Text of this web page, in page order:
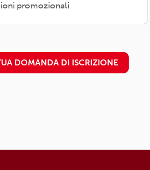
degli stessi, opposizione al
presso il proprio
promozionali
DOMANDA DI ISCRIZIONE